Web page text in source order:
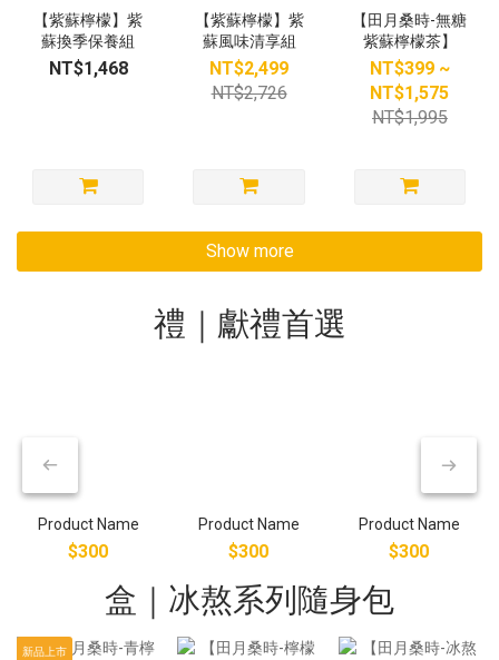
【紫蘇檸檬】紫
蘇換季保養組
NT$1,468
【紫蘇檸檬】紫
蘇風味清享組
NT$2,499
NT$2,726
【田月桑時-無糖
紫蘇檸檬茶】
NT$399 ~
NT$1,575
NT$1,995
Show more
禮｜獻禮首選
Product Name
$300
Product Name
$300
Product Name
$300
盒｜冰熬系列隨身包
新品上市